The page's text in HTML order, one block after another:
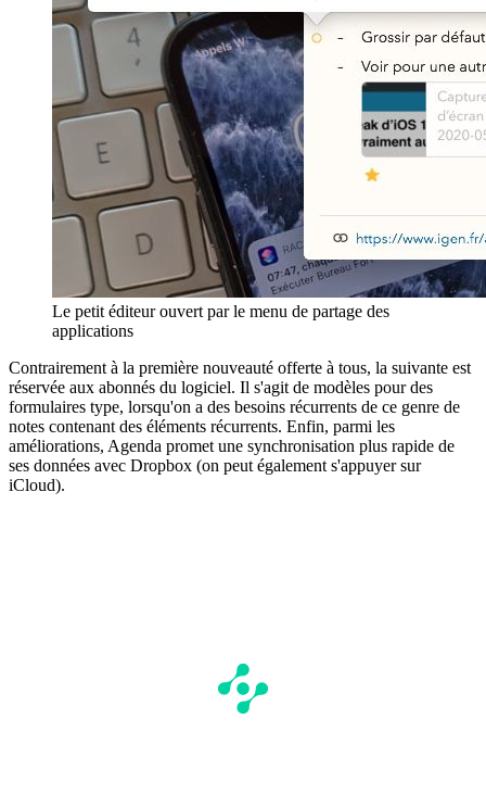
Le petit éditeur ouvert par le menu de partage des
applications
Contrairement à la première nouveauté offerte à tous, la suivante est
réservée aux abonnés du logiciel. Il s'agit de modèles pour des
formulaires type, lorsqu'on a des besoins récurrents de ce genre de
notes contenant des éléments récurrents. Enfin, parmi les
améliorations, Agenda promet une synchronisation plus rapide de
ses données avec Dropbox (on peut également s'appuyer sur
iCloud).